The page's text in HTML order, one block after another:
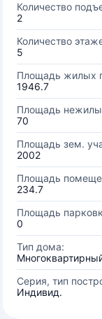
Количество
2
Количество
5
Площадь жилых
1946.7
Площадь
70
Площадь зем.
2002
Площадь
234.7
Площадь
0
Тип дома:
Серия, тип
Индивид.